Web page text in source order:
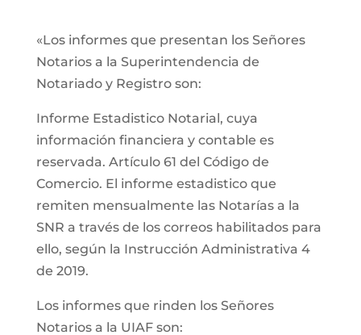
«Los informes que presentan los Señores
Notarios a la Superintendencia de
Notariado y Registro son:
Informe Estadistico Notarial, cuya
información financiera y contable es
reservada. Artículo 61 del Código de
Comercio. El informe estadistico que
remiten mensualmente las Notarías a la
SNR a través de los correos habilitados para
ello, según la Instrucción Administrativa 4
de 2019.
Los informes que rinden los Señores
Notarios a la UIAF son: